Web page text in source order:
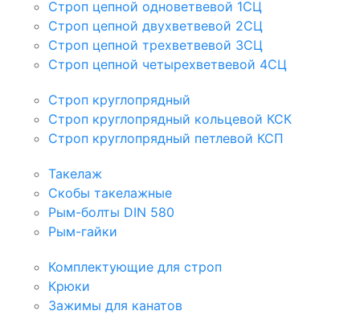
Строп цепной одноветвевой 1СЦ
Строп цепной двухветвевой 2СЦ
Строп цепной трехветвевой 3СЦ
Строп цепной четырехветвевой 4СЦ
Строп круглопрядный
Строп круглопрядный кольцевой КСК
Строп круглопрядный петлевой КСП
Такелаж
Скобы такелажные
Рым-болты DIN 580
Рым-гайки
Комплектующие для строп
Крюки
Зажимы для канатов